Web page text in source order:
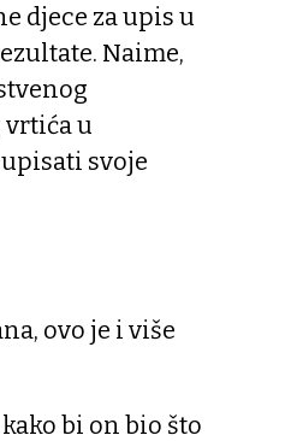
djece za upis u
Naime,
vrtića u
svoje
ovo je i više
bi on bio što